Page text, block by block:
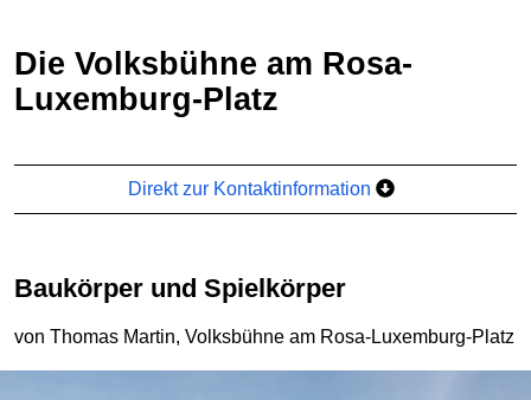
Die Volksbühne am Rosa-
Luxemburg-Platz
Direkt zur Kontaktinformation
Baukörper und Spielkörper
von Thomas Martin, Volksbühne am Rosa-Luxemburg-Platz